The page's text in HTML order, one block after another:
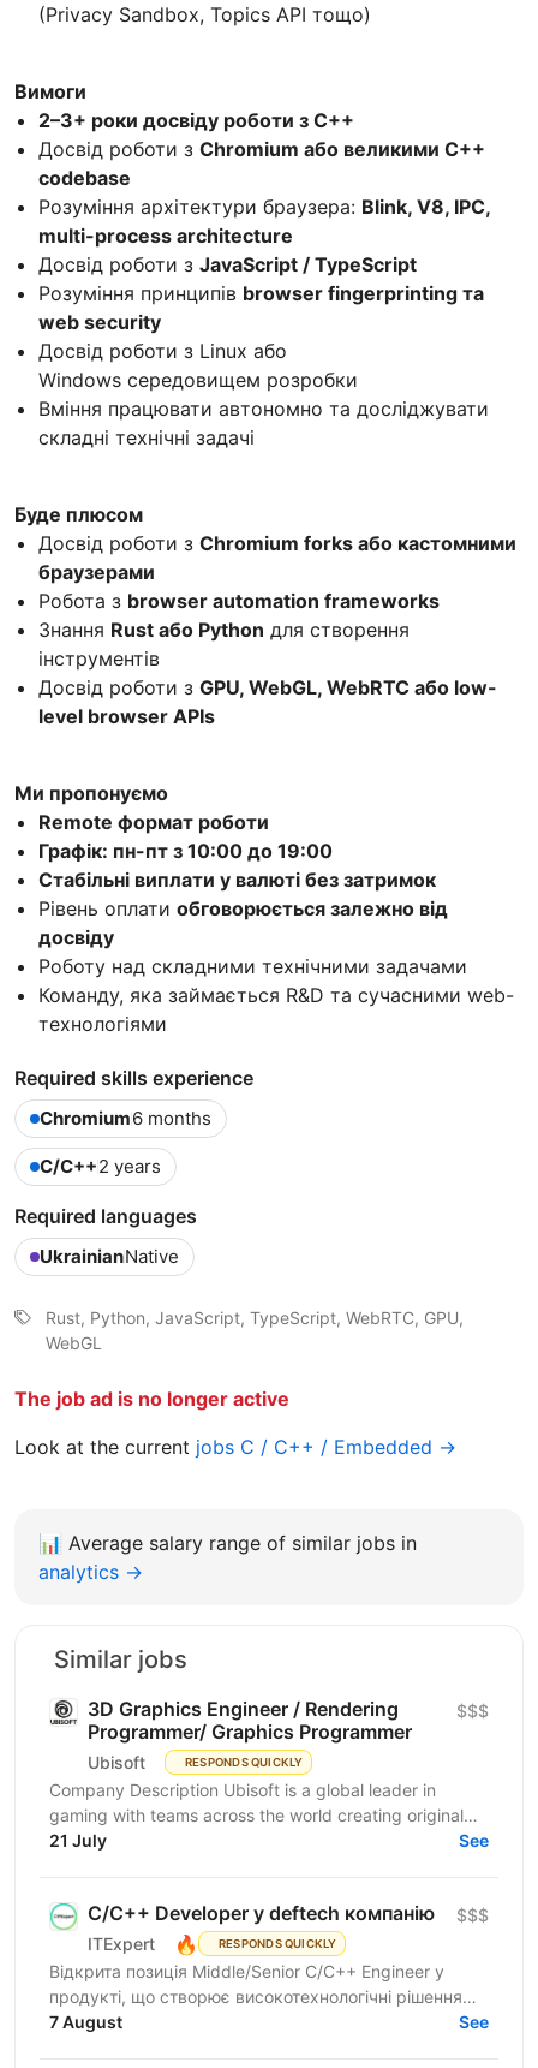
(Privacy Sandbox, Topics API тощо)
Вимоги
2–3+ роки досвіду роботи з C++
Досвід роботи з Chromium або великими C++
codebase
Розуміння архітектури браузера: Blink, V8, IPC,
multi-process architecture
Досвід роботи з JavaScript / TypeScript
Розуміння принципів browser fingerprinting та
web security
Досвід роботи з Linux або
Windows середовищем розробки
Вміння працювати автономно та досліджувати
складні технічні задачі
Буде плюсом
Досвід роботи з Chromium forks або кастомними
браузерами
Робота з browser automation frameworks
Знання Rust або Python для створення
інструментів
Досвід роботи з GPU, WebGL, WebRTC або low-
level browser APIs
Ми пропонуємо
Remote формат роботи
Графік: пн-пт з 10:00 до 19:00
Стабільні виплати у валюті без затримок
Рівень оплати обговорюється залежно від
досвіду
Роботу над складними технічними задачами
Команду, яка займається R&D та сучасними web-
технологіями
Required skills experience
Chromium6 months
C/C++2 years
Required languages
UkrainianNative
Rust, Python, JavaScript, TypeScript, WebRTC, GPU,
WebGL
The job ad is no longer active
Look at the current jobs C / C++ / Embedded →
📊 Average salary range of similar jobs in
analytics →
Similar jobs
3D Graphics Engineer / Rendering
Programmer/ Graphics Programmer
Ubisoft RESPONDS QUICKLY
$$$
Company Description Ubisoft is a global leader in
gaming with teams across the world creating original
and memorable gaming experiences, from Assassin’s...
21 July See
C/C++ Developer у deftech компанію
ITExpert 🔥 RESPONDS QUICKLY
$$$
Відкрита позиція Middle/Senior C/C++ Engineer у
продукті, що створює високотехнологічні рішення
для оборони. Ця роль — для тих, хто хоче
7 August See